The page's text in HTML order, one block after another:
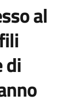
al
di